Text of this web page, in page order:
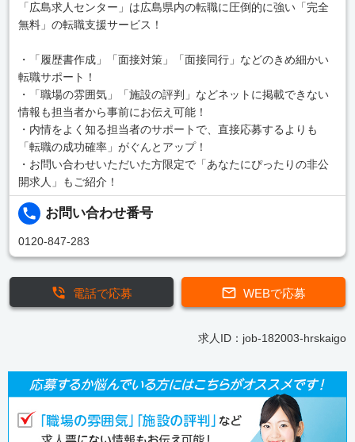
「広島求人センター」は広島県内の転職に圧倒的に強い「完全
無料」の転職支援サービス！
・「履歴書作成」「面接対策」「面接同行」などのきめ細かい
転職サポート！
・「職場の雰囲気」「施設の評判」などネットに掲載できない
情報も担当者から事前にお伝え可能！
・内情をよく知る担当者のサポートで、直接応募するよりも
「転職の成功確率」がぐんとアップ！
・お問い合わせいただいた方限定で「あなたにぴったりの非公
開求人」もご紹介！
お問い合わせ番号
0120-847-283
WEBで応募
電話で応募
求人ID：job-182003-hrskaigo